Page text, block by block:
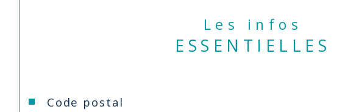
Les infos
ESSENTIELLES
Caractéristiques Valeurs
Code postal